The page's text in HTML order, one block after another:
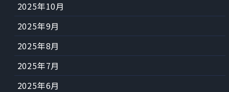
2025年10月
2025年9月
2025年8月
2025年7月
2025年6月